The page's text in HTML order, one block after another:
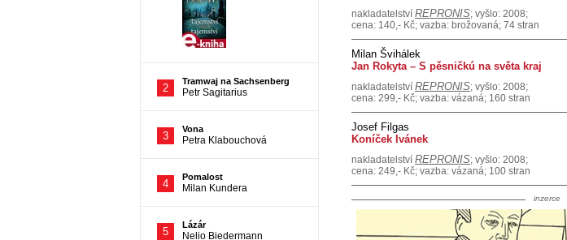
nakladatelství REPRONIS; vyšlo: 2008;
cena: 140,- Kč; vazba: brožovaná; 74 stran
Milan Švihálek
Jan Rokyta – S pěsničkú na světa kraj
nakladatelství REPRONIS; vyšlo: 2008;
cena: 299,- Kč; vazba: vázaná; 160 stran
Josef Filgas
Koníček Ivánek
nakladatelství REPRONIS; vyšlo: 2008;
cena: 249,- Kč; vazba: vázaná; 100 stran
inzerce